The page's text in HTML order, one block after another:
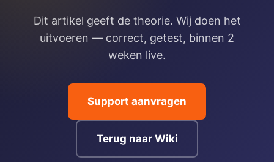
Dit artikel geeft de theorie. Wij doen het
uitvoeren — correct, getest, binnen 2
weken live.
Support aanvragen
Terug naar Wiki